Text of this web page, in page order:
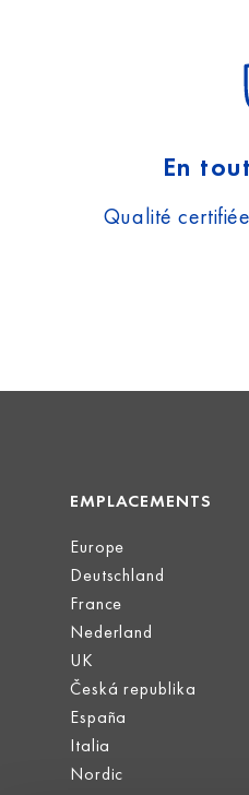
En
Qualité
EMPLACEMENTS
Europe
Deutschland
France
Nederland
UK
Česká republika
España
Italia
Nordic